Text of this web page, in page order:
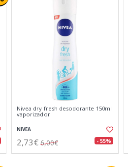
Nivea dry fresh desodorante 150ml
vaporizador
NIVEA
2,73€ 6,00€ - 55%